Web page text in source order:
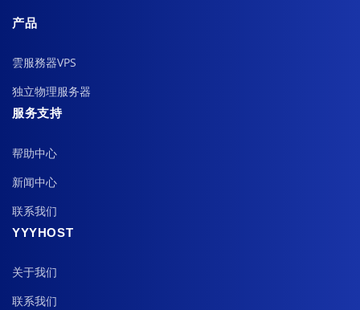
产品
雲服務器VPS
独立物理服务器
服务支持
帮助中心
新闻中心
联系我们
YYYHOST
关于我们
联系我们